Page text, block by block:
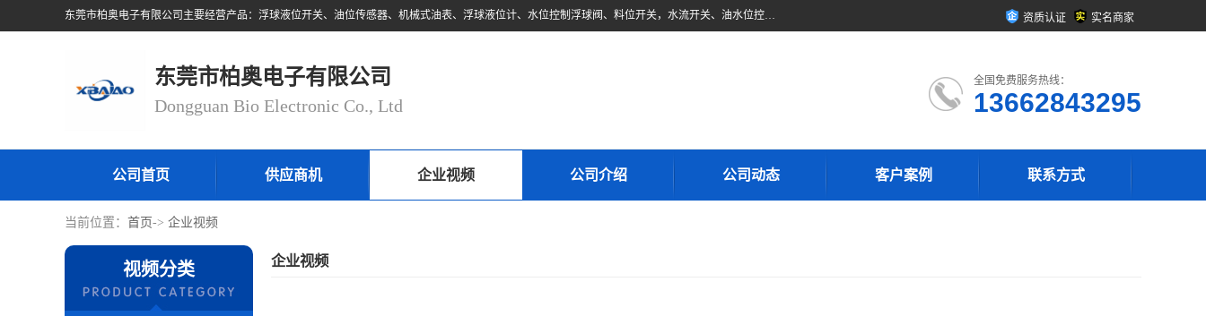
东莞市柏奥电子有限公司主要经营产品：浮球液位开关、油位传感器、机械式油表、浮球液位计、水位控制浮球阀、料位开关，水流开关、油水位控制配套仪表等。柏奥电子，您可信赖的合作伙伴 资质认证 实名商家
东莞市柏奥电子有限公司
Dongguan Bio Electronic Co., Ltd
全国免费服务热线：
13662843295
公司首页 供应商机 企业视频 公司介绍 公司动态 客户案例 联系方式
当前位置： 首页-> 企业视频
视频分类 企业视频